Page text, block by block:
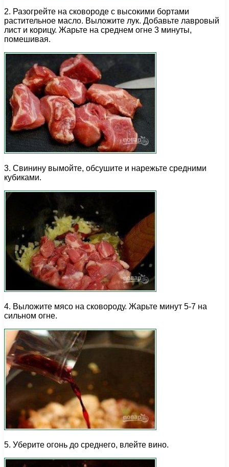
2. Разогрейте на сковороде с высокими бортами
растительное масло. Выложите лук. Добавьте лавровый
лист и корицу. Жарьте на среднем огне 3 минуты,
помешивая.
3. Свинину вымойте, обсушите и нарежьте средними
кубиками.
4. Выложите мясо на сковороду. Жарьте минут 5-7 на
сильном огне.
5. Уберите огонь до среднего, влейте вино.